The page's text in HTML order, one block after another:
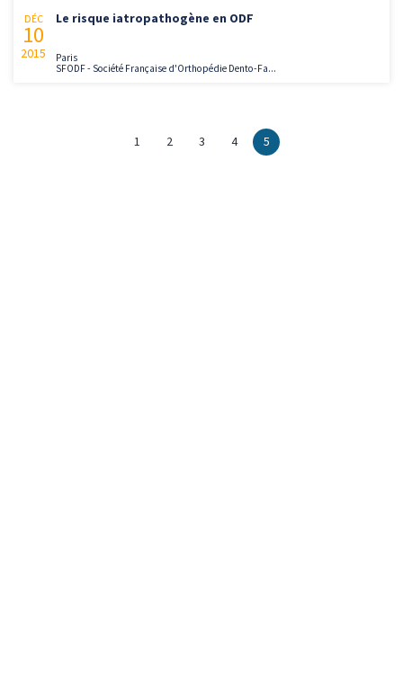
DÉC
10
2015
Le risque iatropathogène en ODF
Paris
SFODF - Société Française d'Orthopédie Dento-Fa...
1 2 3 4 5